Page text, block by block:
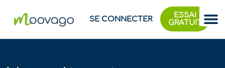
SE CONNECTER
ESSAI
GRATUIT